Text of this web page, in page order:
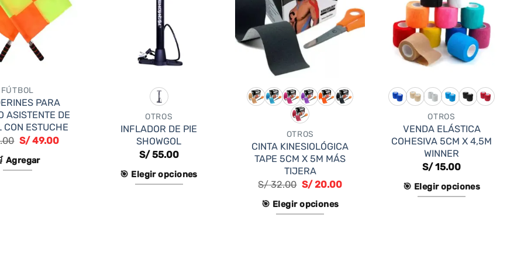
FÚTBOL
PARA
ASISTENTE DE
CON ESTUCHE
El
original
era:
S/49.00El
Agregar
OTROS
INFLADOR DE PIE
SHOWGOL
S/55.00
🎯 Elegir opciones
OTROS
CINTA KINESIOLÓGICA
TAPE 5CM X 5M MÁS
TIJERA
S/32.00 S/20.00
🎯 Elegir opciones
OTROS
VENDA ELÁSTICA
COHESIVA 5CM X 4,5M
WINNER
S/15.00
🎯 Elegir opciones